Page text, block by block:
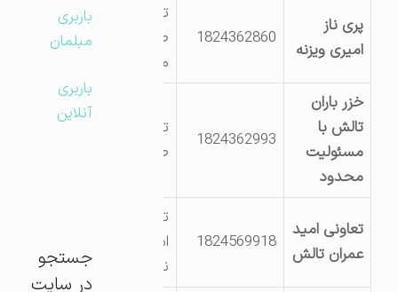
پری ناز
امیری ویزنه
1824362860
تالش شهرک
متری کشاورزی
خزر باران
تالش با
مسئولیت
محدود
1824362993
تالش شهرک
صنعتی
تعاونی امید
عمران تالش
1824569918
تالش خلیف اباد
اسالم جنب اتش
نشانی
باربری
مبلمان
باربری
آنلاین
جستجو
در سایت